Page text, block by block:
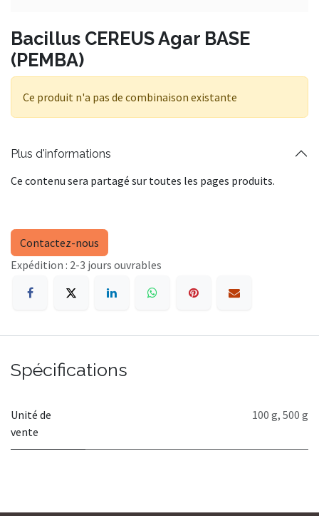
Bacillus CEREUS Agar BASE
(PEMBA)
Ce produit n'a pas de combinaison existante
Plus d'informations
Ce contenu sera partagé sur toutes les pages produits.
Contactez-nous
Expédition : 2-3 jours ouvrables
Spécifications
Unité de
vente
100 g, 500 g